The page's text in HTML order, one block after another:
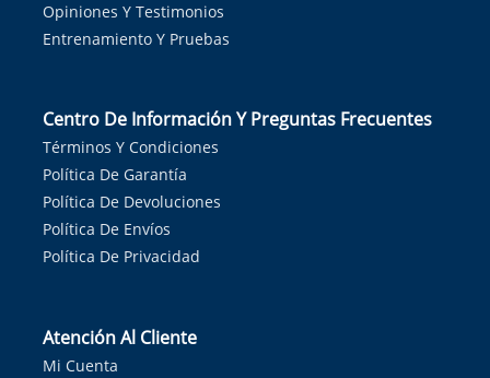
Opiniones Y Testimonios
Entrenamiento Y Pruebas
Centro De Información Y Preguntas Frecuentes
Términos Y Condiciones
Política De Garantía
Política De Devoluciones
Política De Envíos
Política De Privacidad
Atención Al Cliente
Mi Cuenta